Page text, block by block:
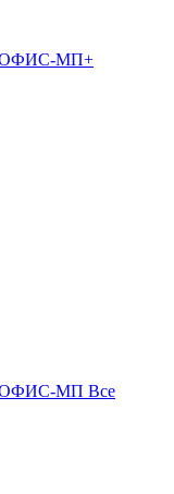
МП+
МП Все